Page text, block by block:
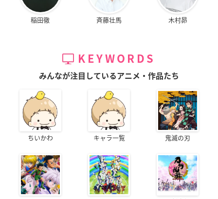
稲田徹 斉藤壮馬 木村昴
KEYWORDS
みんなが注目しているアニメ・作品たち
ちいかわ キャラ一覧 鬼滅の刃